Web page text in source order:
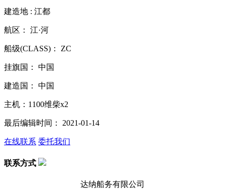
建造地 : 江都
航区： 江·河
船级(CLASS)： ZC
挂旗国： 中国
建造国： 中国
主机：1100维柴x2
最后编辑时间： 2021-01-14
在线联系 委托我们
联系方式
达纳船务有限公司